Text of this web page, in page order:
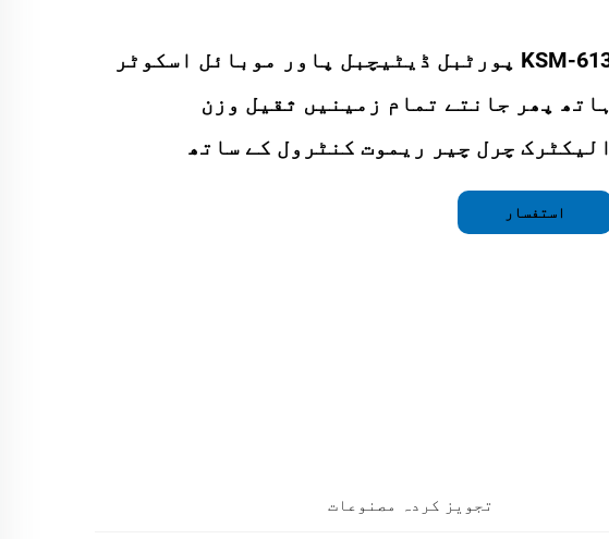
KSM-613 پورٹبل ڈیٹیچبل پاور موبائل اسکوٹر
ہاتھ پھر جانتے تمام زمینیں ثقیل وزن
الیکٹرک چرل چیر ریموت کنٹرول کے ساتھ
استفسار
تجویز کردہ مصنوعات